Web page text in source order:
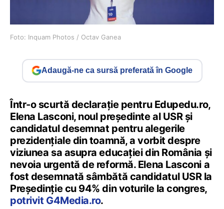
Foto: Inquam Photos / Octav Ganea
Adaugă-ne ca sursă preferată în Google
Într-o scurtă declarație pentru Edupedu.ro,
Elena Lasconi, noul președinte al USR și
candidatul desemnat pentru alegerile
prezidențiale din toamnă, a vorbit despre
viziunea sa asupra educației din România și
nevoia urgentă de reformă. Elena Lasconi a
fost desemnată sâmbătă candidatul USR la
Președinție cu 94% din voturile la congres,
potrivit G4Media.ro.